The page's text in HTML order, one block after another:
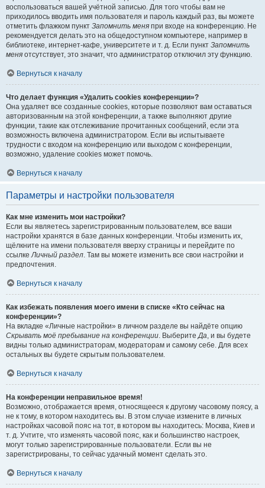
воспользоваться вашей учётной записью. Для того чтобы вам не
приходилось вводить имя пользователя и пароль каждый раз, вы можете
отметить флажком пункт Запомнить меня при входе на конференцию. Не
рекомендуется делать это на общедоступном компьютере, например в
библиотеке, интернет-кафе, университете и т. д. Если пункт Запомнить
меня отсутствует, это значит, что администратор отключил эту функцию.
Вернуться к началу
Что делает функция «Удалить cookies конференции»?
Она удаляет все созданные cookies, которые позволяют вам оставаться
авторизованным на этой конференции, а также выполняют другие
функции, такие как отслеживание прочитанных сообщений, если эта
возможность включена администратором. Если вы испытываете
трудности с входом на конференцию или выходом с конференции,
возможно, удаление cookies может помочь.
Вернуться к началу
Параметры и настройки пользователя
Как мне изменить мои настройки?
Если вы являетесь зарегистрированным пользователем, все ваши
настройки хранятся в базе данных конференции. Чтобы изменить их,
щёлкните на имени пользователя вверху страницы и перейдите по
ссылкеЛичный раздел. Там вы можете изменить все свои настройки и
предпочтения.
Вернуться к началу
Как избежать появления моего имени в списке «Кто сейчас на
конференции»?
На вкладке «Личные настройки» в личном разделе вы найдёте опцию
Скрывать моё пребывание на конференции. ВыберитеДа, и вы будете
видны только администраторам, модераторам и самому себе. Для всех
остальных вы будете скрытым пользователем.
Вернуться к началу
На конференции неправильное время!
Возможно, отображается время, относящееся к другому часовому поясу, а
не к тому, в котором находитесь вы. В этом случае измените в личных
настройках часовой пояс на тот, в котором вы находитесь: Москва, Киев и
т. д. Учтите, что изменять часовой пояс, как и большинство настроек,
могут только зарегистрированные пользователи. Если вы не
зарегистрированы, то сейчас удачный момент сделать это.
Вернуться к началу